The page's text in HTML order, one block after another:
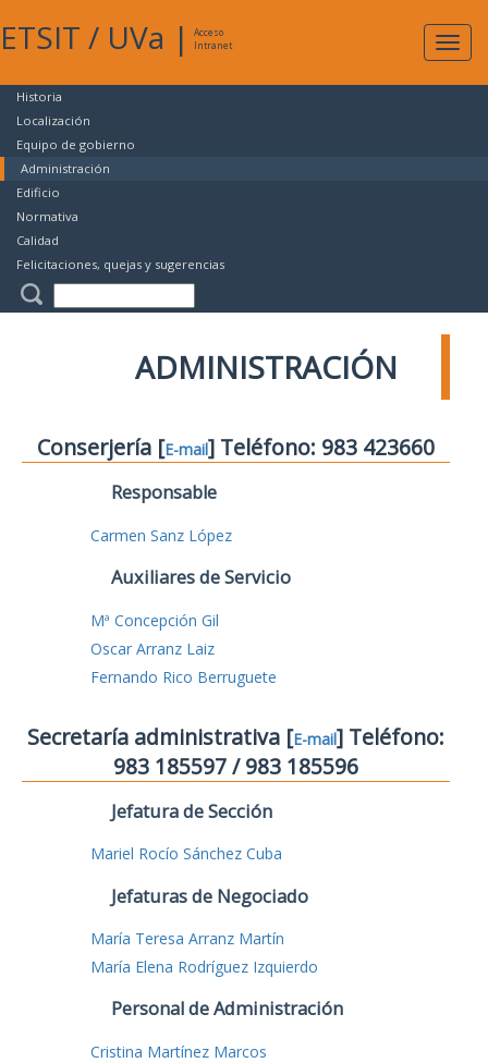
ETSIT / UVa |
Acceso
Intranet
Historia
Localización
Equipo de gobierno
Administración
Edificio
Normativa
Calidad
Felicitaciones, quejas y sugerencias
ADMINISTRACIÓN
Conserjería [E-mail] Teléfono: 983 423660
Responsable
Carmen Sanz López
Auxiliares de Servicio
Mª Concepción Gil
Oscar Arranz Laiz
Fernando Rico Berruguete
Secretaría administrativa [E-mail] Teléfono:
983 185597 / 983 185596
Jefatura de Sección
Mariel Rocío Sánchez Cuba
Jefaturas de Negociado
María Teresa Arranz Martín
María Elena Rodríguez Izquierdo
Personal de Administración
Cristina Martínez Marcos